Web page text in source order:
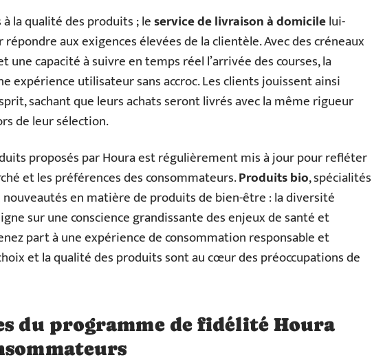
à la qualité des produits ; leservice de livraison à domicilelui-
aux exigences élevées de la clientèle. Avec des créneaux
une capacité à suivre en temps réel l’arrivée des courses, la
expérience utilisateur sans accroc. Les clients jouissent ainsi
sachant que leurs achats seront livrés avec la même rigueur
de leur sélection.
proposés par Houra est régulièrement mis à jour pour refléter
et les préférences des consommateurs.Produits bio, spécialités
en matière de produits de bien-être : la diversité
sur une conscience grandissante des enjeux de santé et
part à une expérience de consommation responsable et
et la qualité des produits sont au cœur des préoccupations de
du programme de fidélité Houra